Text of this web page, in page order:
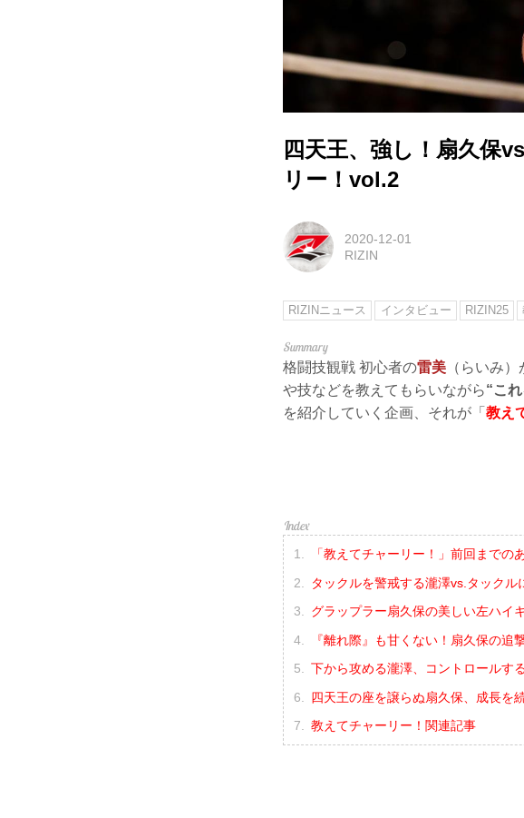
四天王、強し！扇久保
リー！vol.2
2020-12-01
RIZIN
RIZINニュース インタビュー RIZIN25
格闘技観戦 初心者の雷美 （らいみ
や技などを教えてもらいながら“こ
を紹介していく企画、それが「 教え
「教えてチャーリー！」前回までの
タックルを警戒する瀧澤vs.タックル
グラップラー扇久保の美しい左ハイ
『離れ際』も甘くない！扇久保の追
下から攻める瀧澤、コントロールす
四天王の座を譲らぬ扇久保、成長を
教えてチャーリー！関連記事